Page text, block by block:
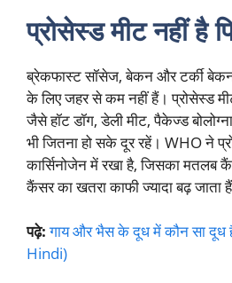
प्रोसेस्ड मीटनहीं है
ब्रेकफास्ट सॉसेज, बेकन और टर्की
के लिए जहर से कम नहीं हैं। प्रोसेस्ड
जैसे हॉट डॉग, डेली मीट, पैकेज्ड
भी जितना हो सके दूर रहें। WHO ने
कार्सिनोजेन में रखा है, जिसका
कैंसर का खतरा काफी ज्यादा बढ़ जाता
पढ़े:गाय और भैस के दूध में कौन सा दूध
Hindi)